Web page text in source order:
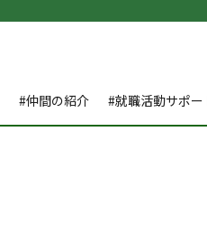
#仲間の紹介 #就職活動サポー